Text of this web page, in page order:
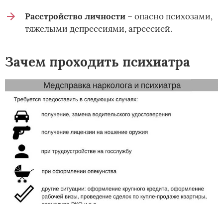
Расстройство личности – опасно психозами,
тяжелыми депрессиями, агрессией.
Зачем проходить психиатра